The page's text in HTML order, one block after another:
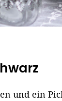
und ein